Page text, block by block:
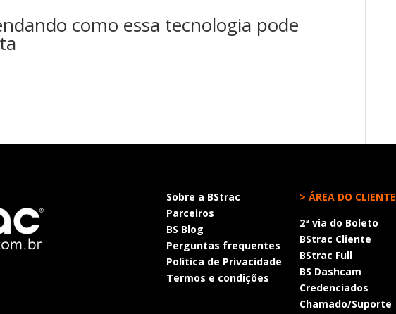
como essa tecnologia pode
Sobre a BStrac
Parceiros
BS Blog
Perguntas frequentes
Politica de Privacidade
Termos e condições
> ÁREA DO CLIENTE
2ª via do Boleto
BStrac Cliente
BStrac Full
BS Dashcam
Credenciados
Chamado/Suporte